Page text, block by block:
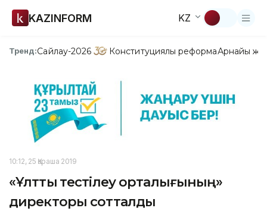
KAZINFORM KZ
Тренд:Сайлау-2026 Конституциялық реформаАрнайы
10:12, 25 Қараша 2019
«Ұлттық тестілеу орталығының»
директоры сотталды